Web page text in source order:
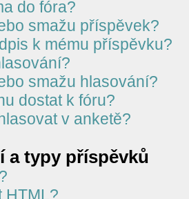
do fóra?
smažu příspěvek?
k mému příspěvku?
smažu hlasování?
dostat k fóru?
v anketě?
a typy příspěvků
HTML?